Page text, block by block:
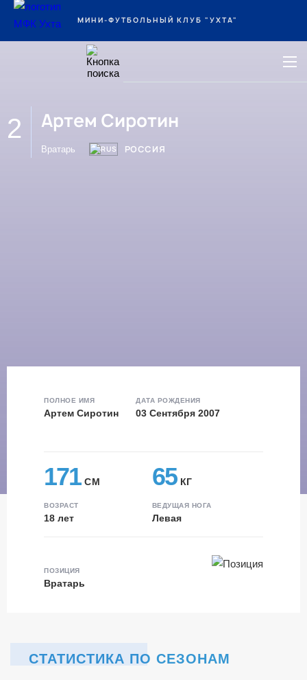
Ухта МИНИ-ФУТБОЛЬНЫЙ КЛУБ "УХТА"
2 Артем Сиротин
Вратарь РОССИЯ
ПОЛНОЕ ИМЯ
Артем Сиротин
ДАТА РОЖДЕНИЯ
03 Сентября 2007
171СМ 65КГ
ВОЗРАСТ
18 лет
ВЕДУЩАЯ НОГА
Левая
ПОЗИЦИЯ
Вратарь
СТАТИСТИКА ПО СЕЗОНАМ